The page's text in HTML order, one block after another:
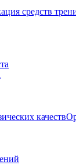
средств